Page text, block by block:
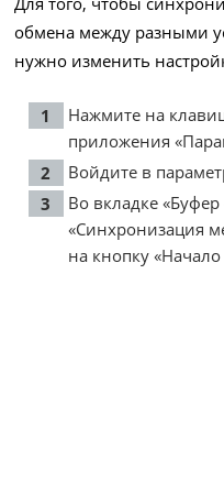
обмена между разными
нужно изменить
Нажмите на
приложения
Войдите в
Во вкладке
«Синхронизация
на кнопку